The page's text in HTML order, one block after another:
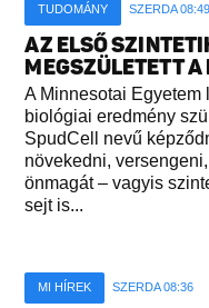
TUDOMÁNY SZERDA 08:49
AZ ELSŐ
MEGSZÜLETETT A
A Minnesotai Egyetem
biológiai eredmény
SpudCell nevű
növekedni,
önmagát – vagyis
sejt is...
MI HÍREK SZERDA 08:36